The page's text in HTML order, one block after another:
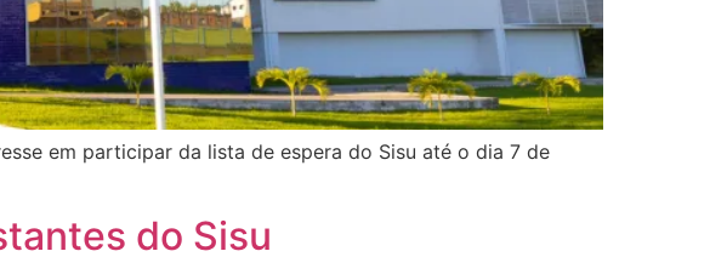
em participar da lista de espera do Sisu até o dia 7 de
do Sisu